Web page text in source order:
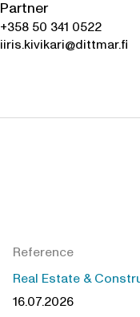
Partner
+358 50 341 0522
iiris.kivikari@dittmar.fi
Reference
Real Estate &
16.07.2026